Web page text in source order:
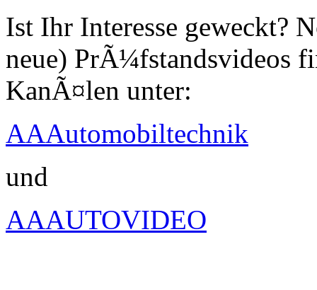
Ist Ihr Interesse geweckt?
neue) PrÃ¼fstandsvideos
KanÃ¤len unter:
AAAutomobiltechnik
und
AAAUTOVIDEO